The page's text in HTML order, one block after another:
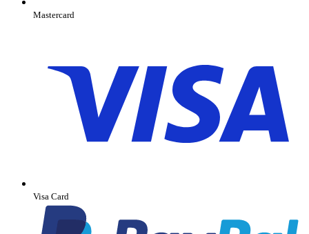
Mastercard
Visa Card